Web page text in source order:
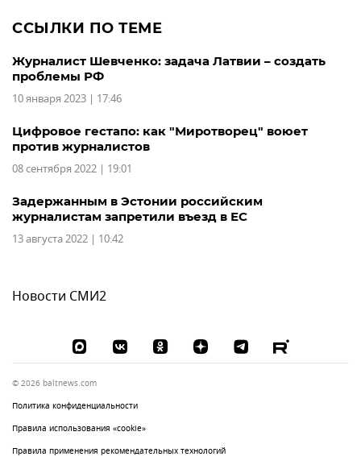
ССЫЛКИ ПО ТЕМЕ
Журналист Шевченко: задача Латвии – создать
проблемы РФ
10 января 2023 | 17:46
Цифровое гестапо: как "Миротворец" воюет
против журналистов
08 сентября 2022 | 19:01
Задержанным в Эстонии российским
журналистам запретили въезд в ЕС
13 августа 2022 | 10:42
Новости СМИ2
© 2026 baltnews.com
Политика конфиденциальности
Правила использования «cookie»
Правила применения рекомендательных технологий